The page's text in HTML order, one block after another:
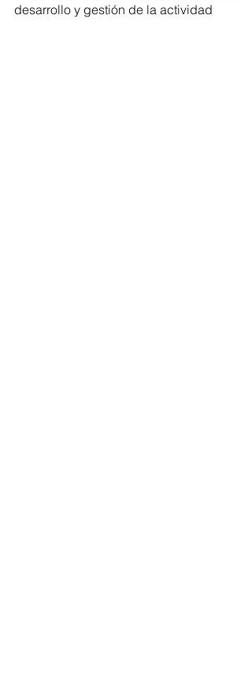
desarrollo y gestión de la actividad